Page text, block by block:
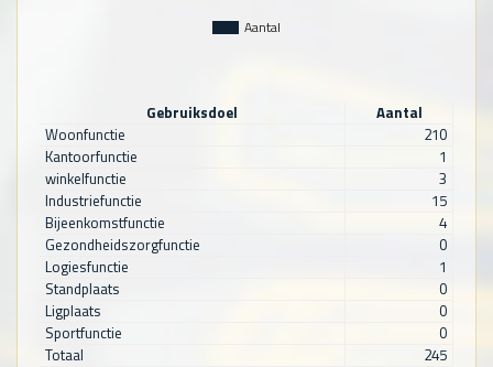
Aantal
Gebruiksdoel
Aantal
Woonfunctie
210
Kantoorfunctie
1
winkelfunctie
3
Industriefunctie
15
Bijeenkomstfunctie
4
Gezondheidszorgfunctie
0
Logiesfunctie
1
Standplaats
0
Ligplaats
0
Sportfunctie
0
Totaal
245